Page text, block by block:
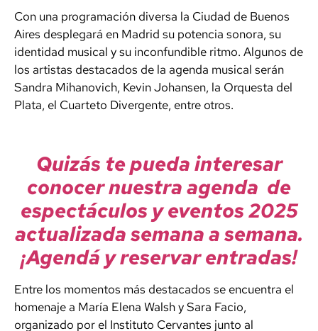
Con una programación diversa la Ciudad de Buenos
Aires desplegará en Madrid su potencia sonora, su
identidad musical y su inconfundible ritmo. Algunos de
los artistas destacados de la agenda musical serán
Sandra Mihanovich, Kevin Johansen, la Orquesta del
Plata, el Cuarteto Divergente, entre otros.
Quizás te pueda interesar
conocer nuestra agenda de
espectáculos y eventos 2025
actualizada semana a semana.
¡Agendá y reservar entradas!
Entre los momentos más destacados se encuentra el
homenaje a María Elena Walsh y Sara Facio,
organizado por el Instituto Cervantes junto al